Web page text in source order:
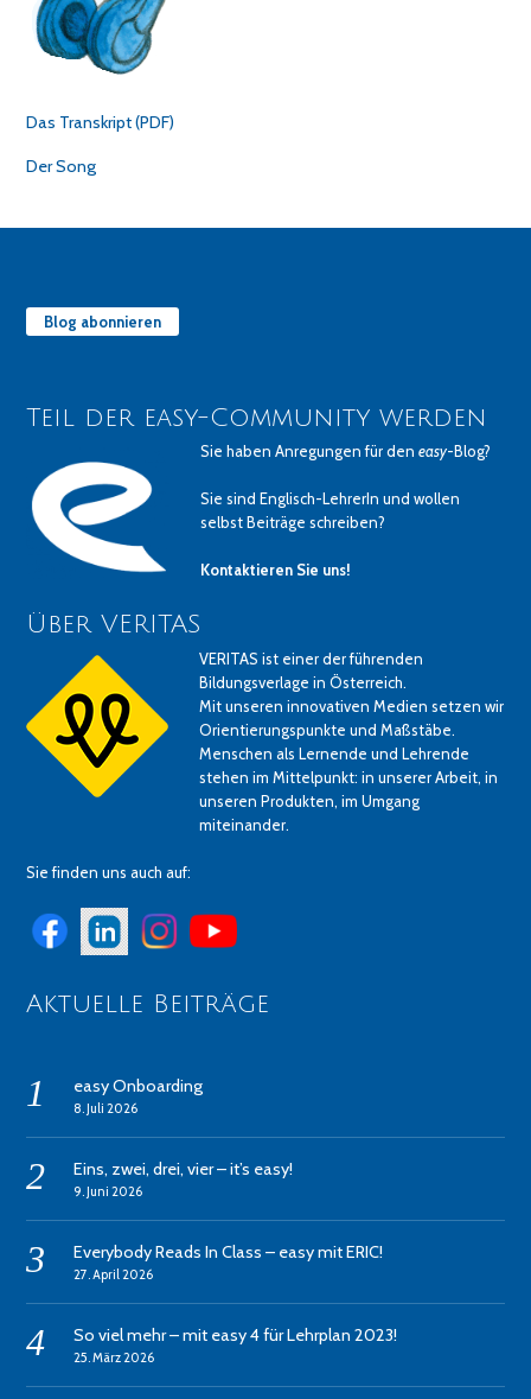
Das Transkript (PDF)
Der Song
Blog abonnieren
Teil der easy-Community werden
Sie haben Anregungen für deneasy-Blog?
Sie sind Englisch-LehrerIn und wollen
selbst Beiträge schreiben?
Kontaktieren Sie uns!
Über VERITAS
VERITAS ist einer der führenden
Bildungsverlage in Österreich.
Mit unseren innovativen Medien setzen wir
Orientierungspunkte und Maßstäbe.
Menschen als Lernende und Lehrende
stehen im Mittelpunkt: in unserer Arbeit, in
unseren Produkten, im Umgang
miteinander.
Sie finden uns auch auf:
Aktuelle Beiträge
easy Onboarding
8. Juli 2026
Eins, zwei, drei, vier – it’s easy!
9. Juni 2026
Everybody Reads In Class – easy mit ERIC!
27. April 2026
So viel mehr – mit easy 4 für Lehrplan 2023!
25. März 2026